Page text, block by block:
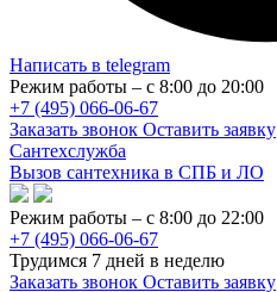
Написать в telegram
Режим работы – с 8:00 до 20:00
+7 (495) 066-06-67
Заказать звонок Оставить заявку
Сантехслужба
Вызов сантехника в СПБ и ЛО
Режим работы – с 8:00 до 22:00
+7 (495) 066-06-67
Трудимся 7 дней в неделю
Заказать звонок Оставить заявку